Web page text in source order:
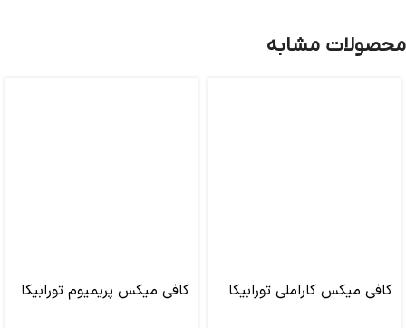
محصولات مشابه
کافی میکس کاراملی تورابیکا کافی میکس پریمیوم تورابیکا